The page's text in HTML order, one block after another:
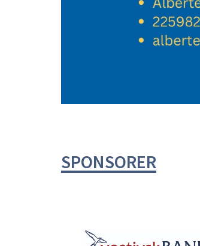
SPONSORER